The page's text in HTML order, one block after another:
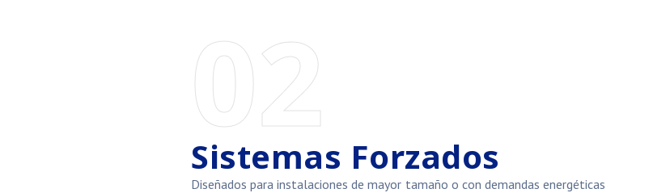
02
Sistemas Forzados
Diseñados para instalaciones de mayor tamaño o con demandas energéticas